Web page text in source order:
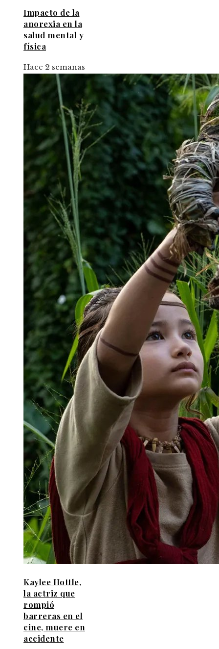
Impacto de la
anorexia en la
salud mental y
física
Hace 2 semanas
Kaylee Hottle,
la actriz que
rompió
barreras en el
cine, muere en
accidente